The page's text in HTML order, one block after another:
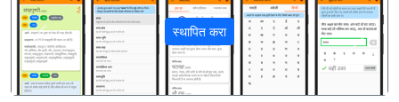
स्थापित करा
पिछला अगला